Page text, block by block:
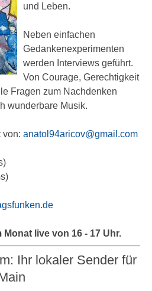
und Leben.
Neben einfachen
Gedankenexperimenten
werden Interviews geführt.
Von Courage, Gerechtigkeit
Fragen zum Nachdenken
wunderbare Musik.
von: anatol94aricov@gmail.com
Monat live von 16 - 17 Uhr.
Ihr lokaler Sender für